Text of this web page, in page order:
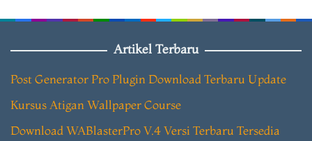
Artikel Terbaru
Post Generator Pro Plugin Download Terbaru Update
Kursus Atigan Wallpaper Course
Download WABlasterPro V.4 Versi Terbaru Tersedia